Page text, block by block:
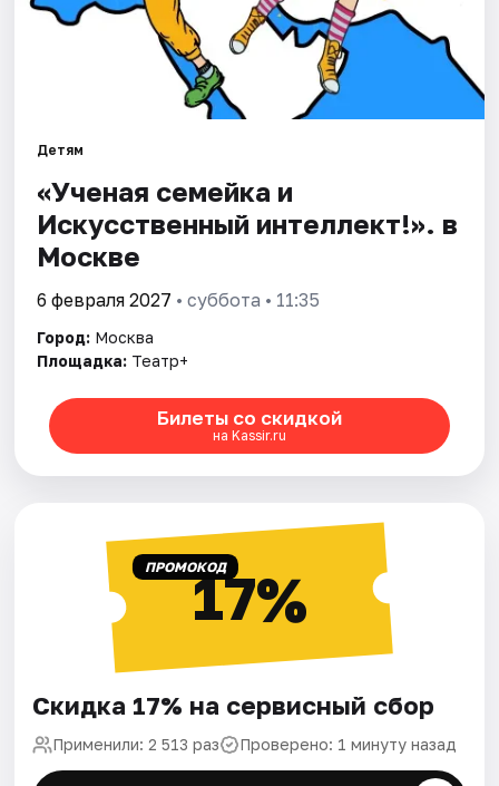
Детям
«Ученая семейка и
Искусственный интеллект!». в
Москве
6 февраля 2027 • суббота • 11:35
Город: Москва
Площадка: Театр+
Билеты со скидкой
на Kassir.ru
ПРОМОКОД17%
Скидка 17% на сервисный сбор
Применили: 2 513 раз Проверено: 1 минуту назад